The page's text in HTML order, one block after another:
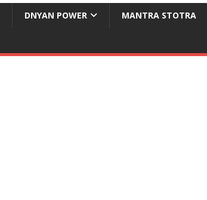
DNYAN POWER MANTRA STOTRA